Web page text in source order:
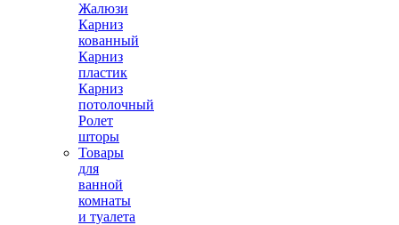
Жалюзи
Карниз
кованный
Карниз
пластик
Карниз
потолочный
Ролет
шторы
Товары
для
ванной
комнаты
и туалета